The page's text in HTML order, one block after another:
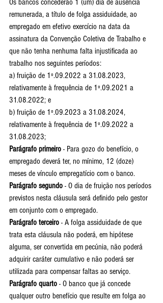
Os bancos concederão 1 (um) dia de ausência
remunerada, a título de folga assiduidade, ao
empregado em efetivo exercício na data da
assinatura da Convenção Coletiva de Trabalho e
que não tenha nenhuma falta injustificada ao
trabalho nos seguintes períodos:
a) fruição de 1º.09.2022 a 31.08.2023,
relativamente à frequência de 1º.09.2021 a
31.08.2022; e
b) fruição de 1º.09.2023 a 31.08.2024,
relativamente à frequência de 1º.09.2022 a
31.08.2023;
Parágrafo primeiro - Para gozo do benefício, o
empregado deverá ter, no mínimo, 12 (doze)
meses de vínculo empregatício com o banco.
Parágrafo segundo - O dia de fruição nos períodos
previstos nesta cláusula será definido pelo gestor
em conjunto com o empregado.
Parágrafo terceiro - A folga assiduidade de que
trata esta cláusula não poderá, em hipótese
alguma, ser convertida em pecúnia, não poderá
adquirir caráter cumulativo e não poderá ser
utilizada para compensar faltas ao serviço.
Parágrafo quarto - O banco que já concede
qualquer outro benefício que resulte em folga ao